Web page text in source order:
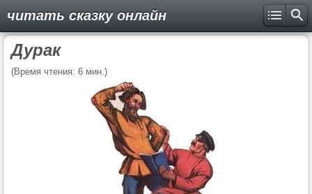
читать сказку онлайн
Дурак
(Время чтения: 6 мин.)